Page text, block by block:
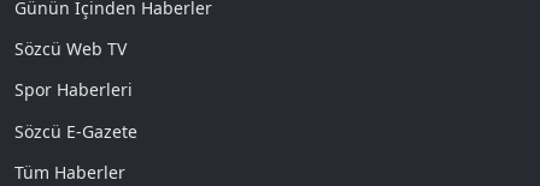
Günün İçinden Haberler
Sözcü Web TV
Spor Haberleri
Sözcü E-Gazete
Tüm Haberler